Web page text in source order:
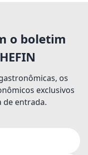
o boletim
os
exclusivos
de entrada.